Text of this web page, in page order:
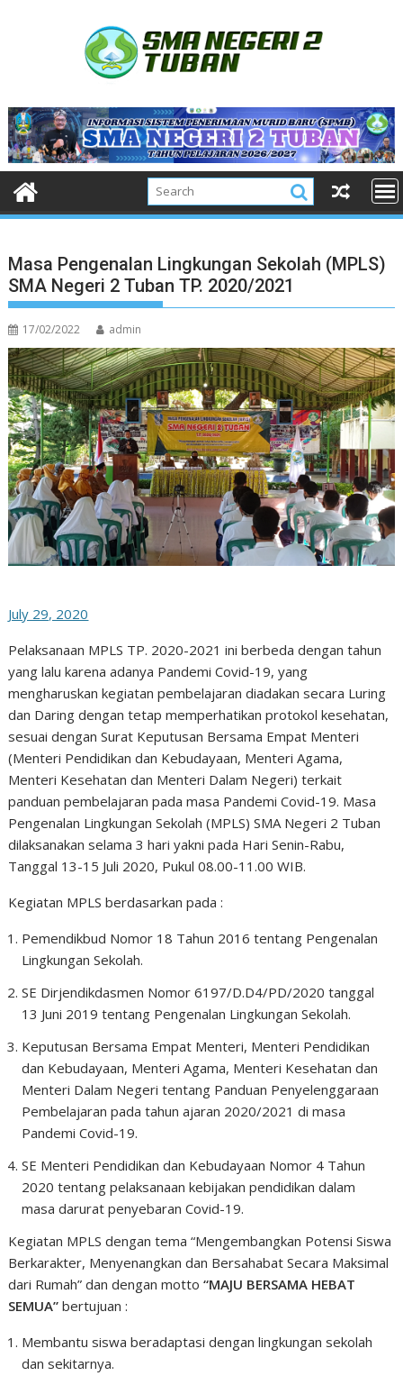
Masa Pengenalan Lingkungan Sekolah (MPLS)
SMA Negeri 2 Tuban TP. 2020/2021
17/02/2022 admin
July 29, 2020
Pelaksanaan MPLS TP. 2020-2021 ini berbeda dengan tahun
yang lalu karena adanya Pandemi Covid-19, yang
mengharuskan kegiatan pembelajaran diadakan secara Luring
dan Daring dengan tetap memperhatikan protokol kesehatan,
sesuai dengan Surat Keputusan Bersama Empat Menteri
(Menteri Pendidikan dan Kebudayaan, Menteri Agama,
Menteri Kesehatan dan Menteri Dalam Negeri) terkait
panduan pembelajaran pada masa Pandemi Covid-19. Masa
Pengenalan Lingkungan Sekolah (MPLS) SMA Negeri 2 Tuban
dilaksanakan selama 3 hari yakni pada Hari Senin-Rabu,
Tanggal 13-15 Juli 2020, Pukul 08.00-11.00 WIB.
Kegiatan MPLS berdasarkan pada :
Pemendikbud Nomor 18 Tahun 2016 tentang Pengenalan
Lingkungan Sekolah.
SE Dirjendikdasmen Nomor 6197/D.D4/PD/2020 tanggal
13 Juni 2019 tentang Pengenalan Lingkungan Sekolah.
Keputusan Bersama Empat Menteri, Menteri Pendidikan
dan Kebudayaan, Menteri Agama, Menteri Kesehatan dan
Menteri Dalam Negeri tentang Panduan Penyelenggaraan
Pembelajaran pada tahun ajaran 2020/2021 di masa
Pandemi Covid-19.
SE Menteri Pendidikan dan Kebudayaan Nomor 4 Tahun
2020 tentang pelaksanaan kebijakan pendidikan dalam
masa darurat penyebaran Covid-19.
Kegiatan MPLS dengan tema “Mengembangkan Potensi Siswa
Berkarakter, Menyenangkan dan Bersahabat Secara Maksimal
dari Rumah” dan dengan motto“MAJU BERSAMA HEBAT
SEMUA”bertujuan :
Membantu siswa beradaptasi dengan lingkungan sekolah
dan sekitarnya.